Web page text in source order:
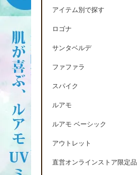
アイテム別で探す
ロゴナ
サンタベルデ
ファファラ
スパイク
ルアモ
ルアモ ベーシック
アウトレット
直営オンラインストア限定品